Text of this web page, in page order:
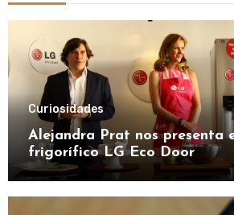
Curiosidades
Alejandra Prat nos presenta
frigorífico LG Eco Door